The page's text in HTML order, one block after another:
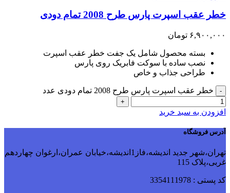
خطر عقب اسپرت پارس طرح 2008 تمام دودی
۶,۹۰۰,۰۰۰ تومان
بسته محصول شامل یک جفت خطر عقب اسپرت
نصب ساده با سوکت فابریک روی پارس
طراحی جذاب و خاص
- خطر عقب اسپرت پارس طرح 2008 تمام دودی عدد
+
افزودن به سبد خرید
آدرس فروشگاه
تهران،شهر جدید اندیشه،فاز1اندیشه،خیابان عمران،ارغوان چهاردهم
غربی،پلاک 115
کد پستی : 3354111978